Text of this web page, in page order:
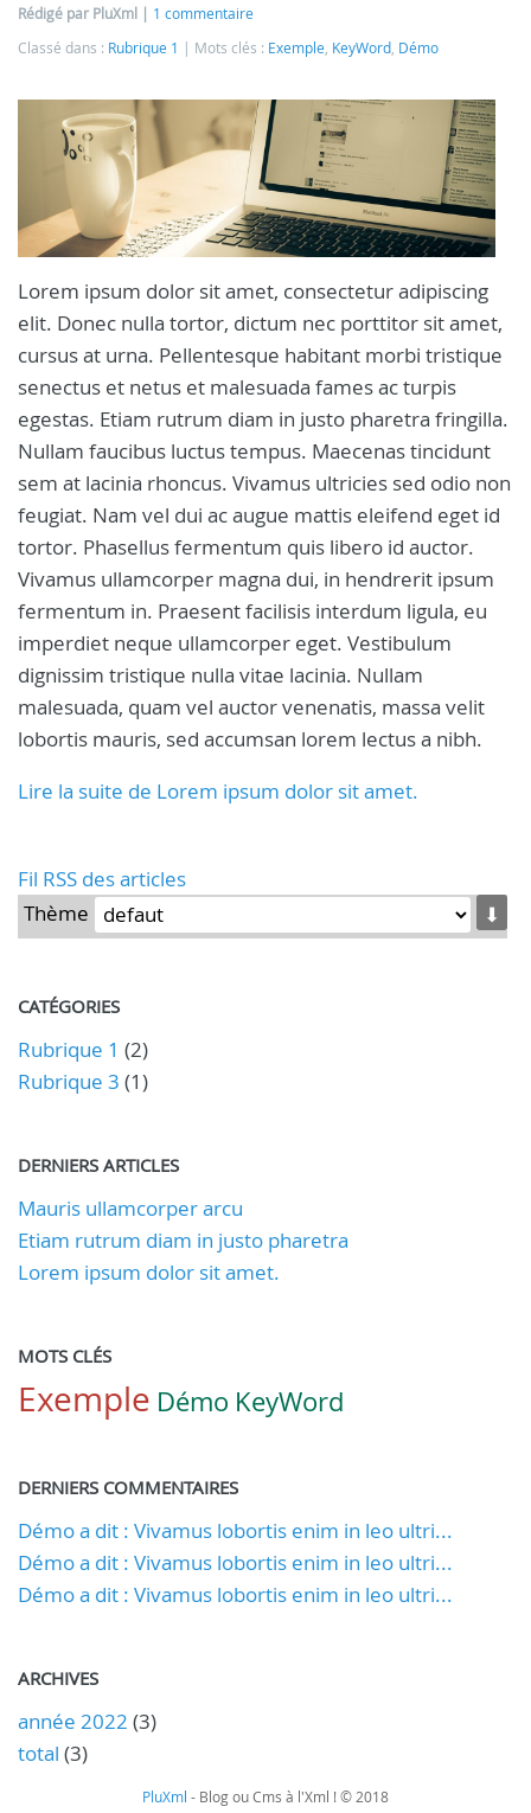
Rédigé par PluXml
1 commentaire
Classé dans : Rubrique 1 Mots clés : Exemple, KeyWord, Démo
Lorem ipsum dolor sit amet, consectetur adipiscing
elit. Donec nulla tortor, dictum nec porttitor sit amet,
cursus at urna. Pellentesque habitant morbi tristique
senectus et netus et malesuada fames ac turpis
egestas. Etiam rutrum diam in justo pharetra fringilla.
Nullam faucibus luctus tempus. Maecenas tincidunt
sem at lacinia rhoncus. Vivamus ultricies sed odio non
feugiat. Nam vel dui ac augue mattis eleifend eget id
tortor. Phasellus fermentum quis libero id auctor.
Vivamus ullamcorper magna dui, in hendrerit ipsum
fermentum in. Praesent facilisis interdum ligula, eu
imperdiet neque ullamcorper eget. Vestibulum
dignissim tristique nulla vitae lacinia. Nullam
malesuada, quam vel auctor venenatis, massa velit
lobortis mauris, sed accumsan lorem lectus a nibh.
Lire la suite de Lorem ipsum dolor sit amet.
Fil RSS des articles
Thème
⬇
CATÉGORIES
Rubrique 1 (2)
Rubrique 3 (1)
DERNIERS ARTICLES
Mauris ullamcorper arcu
Etiam rutrum diam in justo pharetra
Lorem ipsum dolor sit amet.
MOTS CLÉS
Exemple Démo KeyWord
DERNIERS COMMENTAIRES
Démo a dit : Vivamus lobortis enim in leo ultri...
Démo a dit : Vivamus lobortis enim in leo ultri...
Démo a dit : Vivamus lobortis enim in leo ultri...
ARCHIVES
année 2022 (3)
total (3)
PluXml - Blog ou Cms à l'Xml ! © 2018